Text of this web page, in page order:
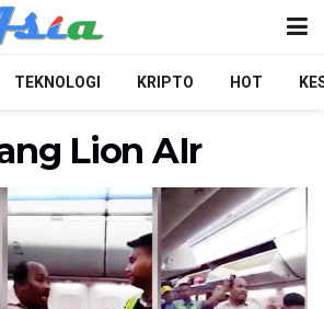
TEKNOLOGI KRIPTO HOT
Lion AIr